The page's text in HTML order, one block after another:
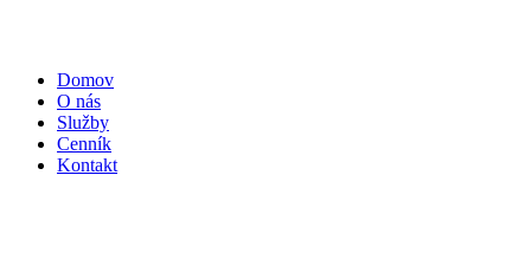
Domov
O nás
Služby
Cenník
Kontakt